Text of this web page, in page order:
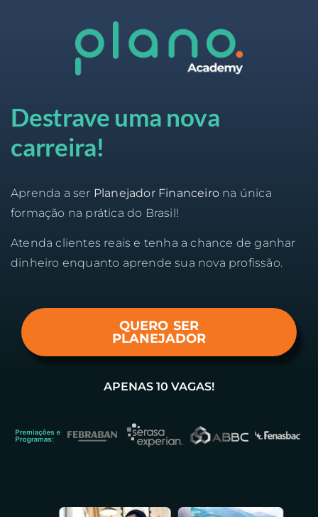
Destrave uma nova
carreira!
Aprenda a ser Planejador Financeiro na única
formação na prática do Brasil!
Atenda clientes reais e tenha a chance de ganhar
dinheiro enquanto aprende sua nova profissão.
QUERO SER
PLANEJADOR
APENAS 10 VAGAS!